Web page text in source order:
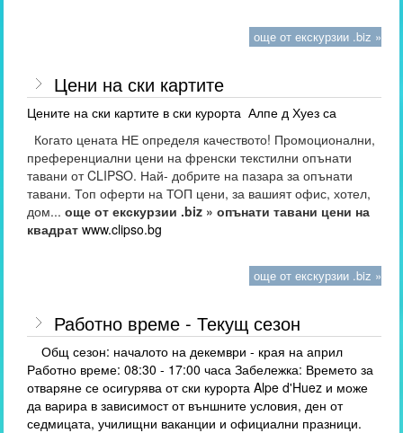
още от екскурзии .biz »
Цени на ски картите
Цените на ски картите в ски курорта Алпе д Хуез са
Когато цената НЕ определя качеството! Промоционални,
преференциални цени на френски текстилни опънати
тавани от CLIPSO. Най- добрите на пазара за опънати
тавани. Топ оферти на ТОП цени, за вашият офис, хотел,
дом...още от екскурзии .biz » опънати тавани цени на
квадрат www.clipso.bg
още от екскурзии .biz »
Работно време - Текущ сезон
Общ сезон: началото на декември - края на април
Работно време: 08:30 - 17:00 часа Забележка: Времето за
отваряне се осигурява от ски курорта Alpe d'Huez и може
да варира в зависимост от външните условия, ден от
седмицата, училищни ваканции и официални празници.